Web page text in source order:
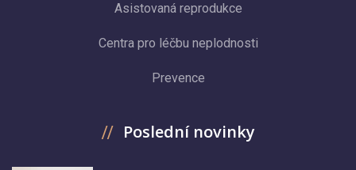
Asistovaná reprodukce
Centra pro léčbu neplodnosti
Prevence
Poslední novinky